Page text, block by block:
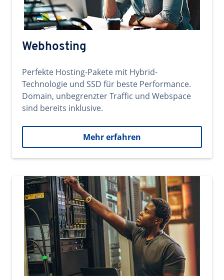
Webhosting
Perfekte Hosting-Pakete mit Hybrid-
Technologie und SSD für beste Performance.
Domain, unbegrenzter Traffic und Webspace
sind bereits inklusive.
Mehr erfahren